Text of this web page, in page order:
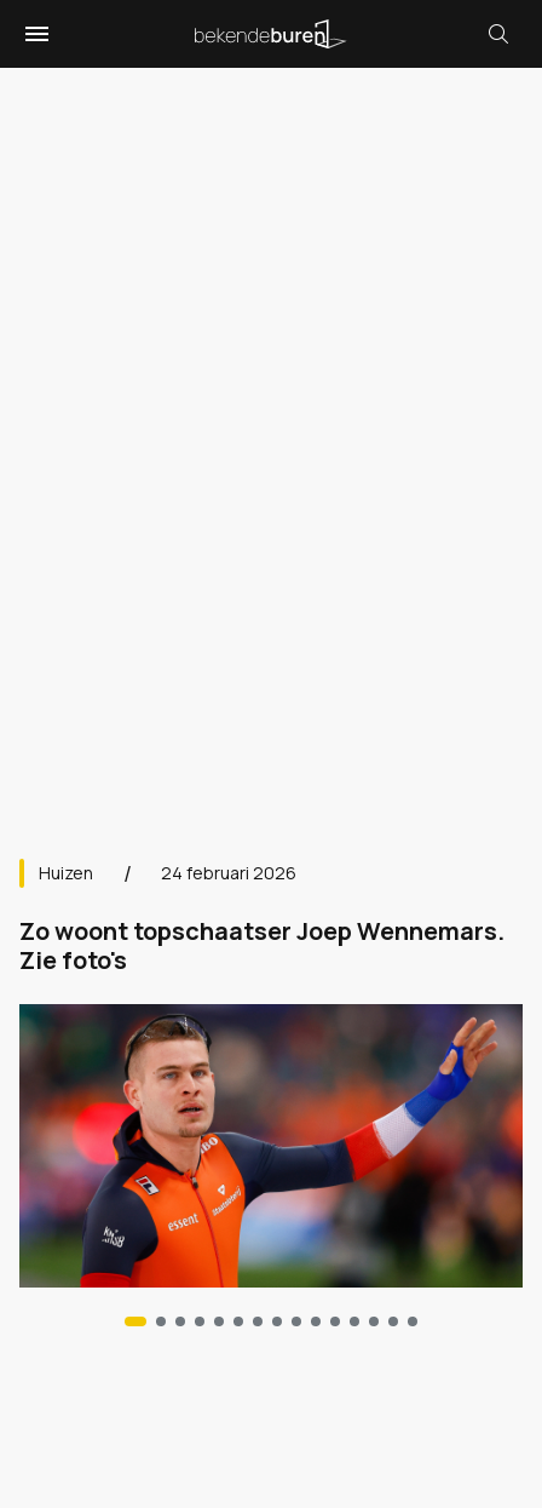
Huizen 24 februari 2026
Zo woont topschaatser Joep Wennemars.
Zie foto's